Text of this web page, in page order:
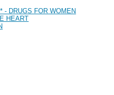
- DRUGS FOR WOMEN
HEART